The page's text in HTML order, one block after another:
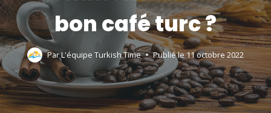
bon café turc ?
ParL'équipe Turkish Time Publié le 11 octobre 2022